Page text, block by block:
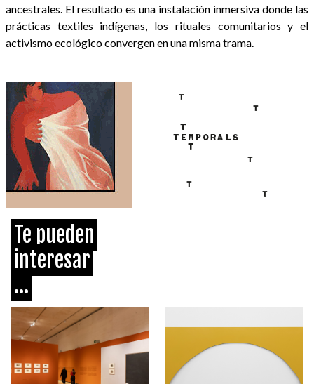
ancestrales. El resultado es una instalación inmersiva donde las
prácticas textiles indígenas, los rituales comunitarios y el
activismo ecológico convergen en una misma trama.
Te pueden
interesar
...